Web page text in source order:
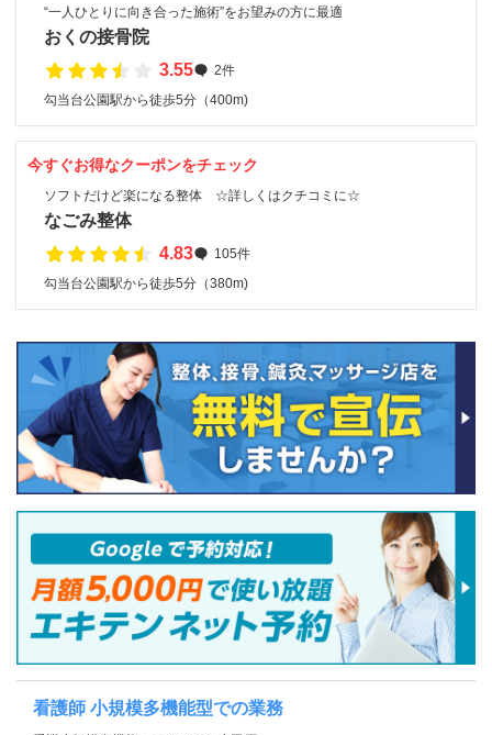
“一人ひとりに向き合った施術”をお望みの方に最適
おくの接骨院
3.55
2件
勾当台公園駅から徒歩5分（400m)
今すぐお得なクーポンをチェック
ソフトだけど楽になる整体 ☆詳しくはクチコミに☆
なごみ整体
4.83
105件
勾当台公園駅から徒歩5分（380m)
看護師 小規模多機能型での業務